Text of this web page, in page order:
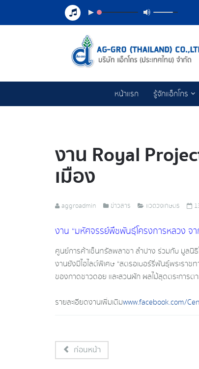
หน้าแรก รู้จักแอ็กโกร
งาน Royal
เมือง
aggroadmin ข่าวสาร แวดวงเกษตร
งาน “มหัศจรรย์พืชพันธุ์โครงการหลวง จ
ศูนย์การค้าเซ็นทรัลพลาซา ลำปาง ร่วมกับ มูลนิ
งานยังมีไฮไลต์พิเศษ “สตรอเบอร์รี่พันธุ์พระรา
ของกาดชาวดอย และสวนผัก ผลไม้สุดตระการต
รายละเอียดงานเพิ่มเติมwww.facebook.com/
ก่อนหน้า